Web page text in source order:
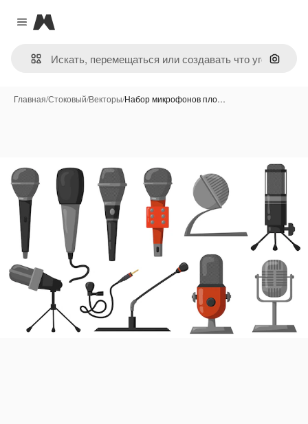
Close menu
Magnific
Поиск
Главная/Стоковый/Векторы/Набор микрофонов пло…